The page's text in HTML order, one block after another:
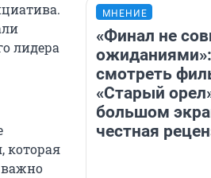
лидера
которая
важно
МНЕНИЕ
«Финал не
смотреть
«Старый
большом
честная